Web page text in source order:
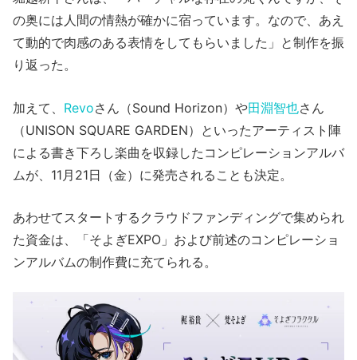
の奥には人間の情熱が確かに宿っています。なので、あえ
て動的で肉感のある表情をしてもらいました」と制作を振
り返った。
加えて、 Revoさん（Sound Horizon）や田淵智也さん
（UNISON SQUARE GARDEN）といったアーティスト陣
による書き下ろし楽曲を収録したコンピレーションアルバ
ムが、11月21日（金）に発売されることも決定。
あわせてスタートするクラウドファンディングで集められ
た資金は、「そよぎEXPO」および前述のコンピレーショ
ンアルバムの制作費に充てられる。